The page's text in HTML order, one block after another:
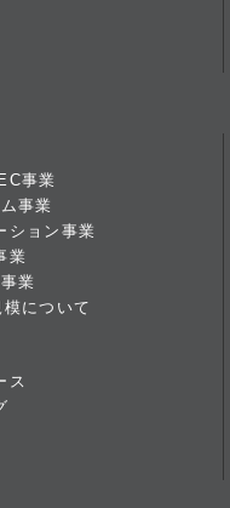
事業
事業
ション事業
業
業
について
ス